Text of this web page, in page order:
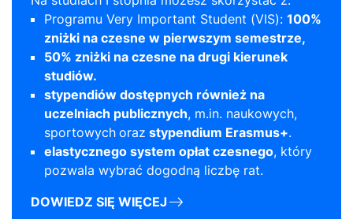
Programu Very Important Student (VIS): 100%
zniżki na czesne w pierwszym semestrze,
50% zniżki na czesne na drugi kierunek
studiów.
stypendiów dostępnych również na
uczelniach publicznych, m.in. naukowych,
sportowych oraz stypendium Erasmus+.
elastycznego system opłat czesnego, który
pozwala wybrać dogodną liczbę rat.
DOWIEDZ SIĘ WIĘCEJ